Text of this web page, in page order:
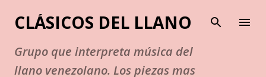
Ir al contenido principal
CLÁSICOS DEL LLANO
Grupo que interpreta música del
llano venezolano. Los piezas mas